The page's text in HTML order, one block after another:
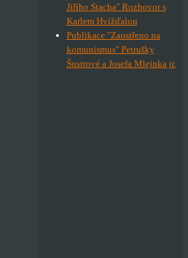
Jiřího Stacha" Rozhovor s
Karlem Hvížďalou
Publikace "Zaostřeno na
komunismus" Petrušky
Šustrové a Josefa Mlejnka jr.